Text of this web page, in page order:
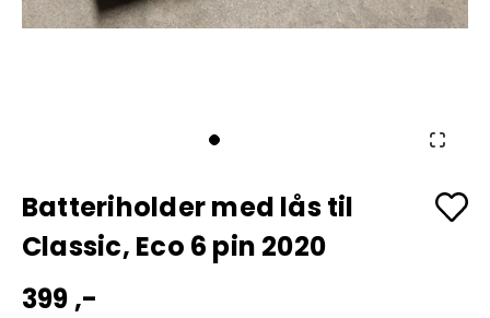
Batteriholder med lås til
Classic, Eco 6 pin 2020
399 ,-